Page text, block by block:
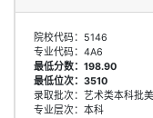
院校代码：5146
专业代码：4A6
最低分数：198.90
最低位次：3510
录取批次：艺术类本科批
专业层次：本科